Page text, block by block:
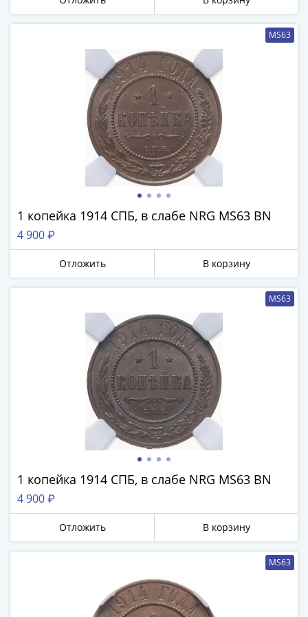
MS63
1 копейка 1914 СПБ, в слабе NRG MS63 BN
4 900 ₽
Отложить В корзину
MS63
1 копейка 1914 СПБ, в слабе NRG MS63 BN
4 900 ₽
Отложить В корзину
MS63